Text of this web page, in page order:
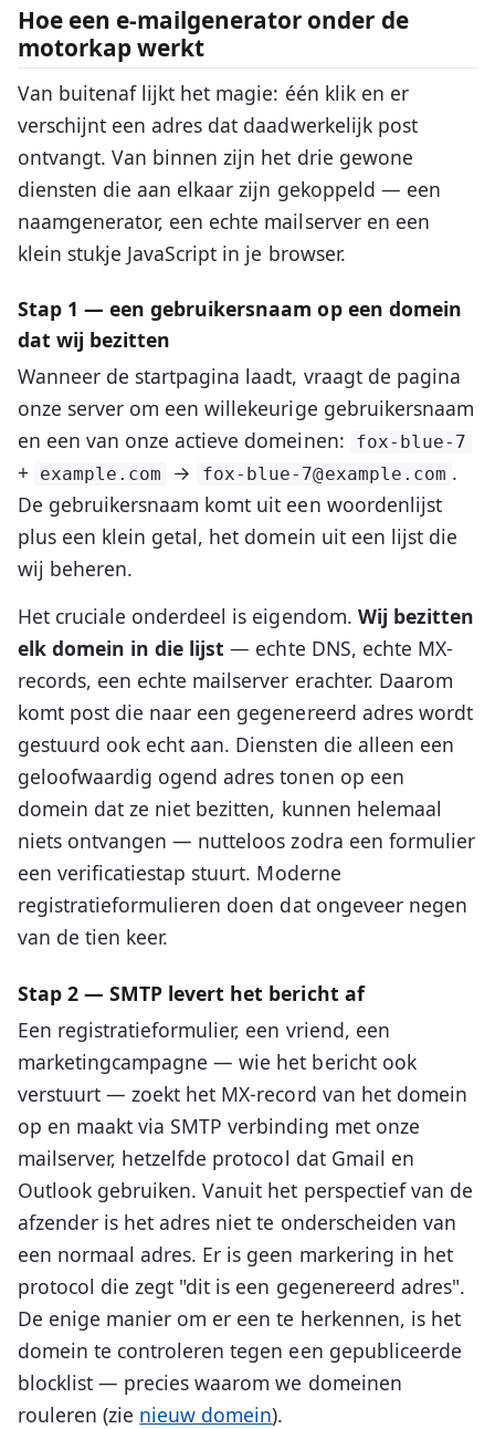
Hoe een e-mailgenerator onder de
motorkap werkt
Van buitenaf lijkt het magie: één klik en er
verschijnt een adres dat daadwerkelijk post
ontvangt. Van binnen zijn het drie gewone
diensten die aan elkaar zijn gekoppeld — een
naamgenerator, een echte mailserver en een
klein stukje JavaScript in je browser.
Stap 1 — een gebruikersnaam op een domein
dat wij bezitten
Wanneer de startpagina laadt, vraagt de pagina
onze server om een willekeurige gebruikersnaam
en een van onze actieve domeinen:
fox-blue-7
+ example.com → fox-blue-7@example.com .
De gebruikersnaam komt uit een woordenlijst
plus een klein getal, het domein uit een lijst die
wij beheren.
Het cruciale onderdeel is eigendom. Wij bezitten
elk domein in die lijst — echte DNS, echte MX-
records, een echte mailserver erachter. Daarom
komt post die naar een gegenereerd adres wordt
gestuurd ook echt aan. Diensten die alleen een
geloofwaardig ogend adres tonen op een
domein dat ze niet bezitten, kunnen helemaal
niets ontvangen — nutteloos zodra een formulier
een verificatiestap stuurt. Moderne
registratieformulieren doen dat ongeveer negen
van de tien keer.
Stap 2 — SMTP levert het bericht af
Een registratieformulier, een vriend, een
marketingcampagne — wie het bericht ook
verstuurt — zoekt het MX-record van het domein
op en maakt via SMTP verbinding met onze
mailserver, hetzelfde protocol dat Gmail en
Outlook gebruiken. Vanuit het perspectief van de
afzender is het adres niet te onderscheiden van
een normaal adres. Er is geen markering in het
protocol die zegt "dit is een gegenereerd adres".
De enige manier om er een te herkennen, is het
domein te controleren tegen een gepubliceerde
blocklist — precies waarom we domeinen
rouleren (zie nieuw domein).